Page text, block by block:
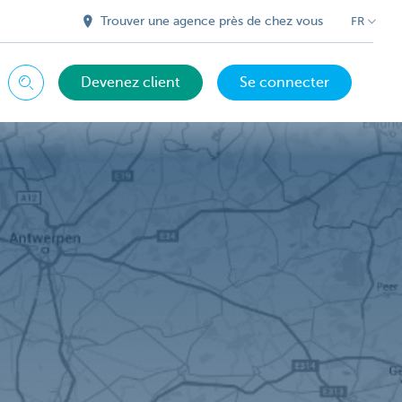
Trouver une agence près de chez vous FR
ChercherDevenez client Se connecter